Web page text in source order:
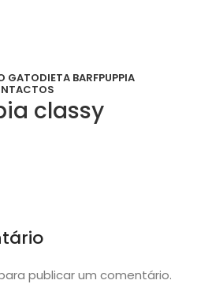
GATODIETA BARFPUPPIA
classy
publicar um comentário.